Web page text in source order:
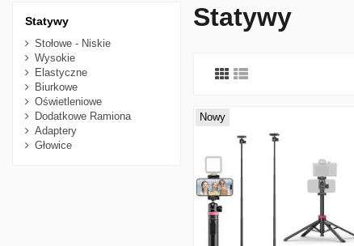
Statywy
Nowy
Statywy
Stołowe - Niskie
Wysokie
Elastyczne
Biurkowe
Oświetleniowe
Dodatkowe Ramiona
Adaptery
Głowice